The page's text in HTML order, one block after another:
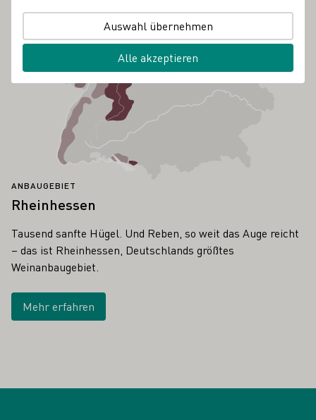
ANBAUGEBIET
Rheinhessen
Tausend sanfte Hügel. Und Reben, so weit das Auge reicht
– das ist Rheinhessen, Deutschlands größtes
Weinanbaugebiet.
Mehr erfahren
Auswahl übernehmen
Alle akzeptieren